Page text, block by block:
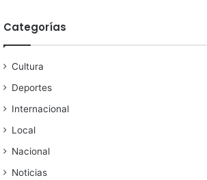
Categorías
Cultura
Deportes
Internacional
Local
Nacional
Noticias